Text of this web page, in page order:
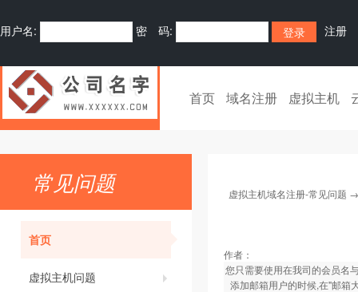
用户名: 密 码: 注册
首页 域名注册 虚拟主机
常见问题
首页
虚拟主机问题
虚拟主机域名注册-常见问题
作者：
您只需要使用在我司的会员名
添加邮箱用户的时候,在"邮箱